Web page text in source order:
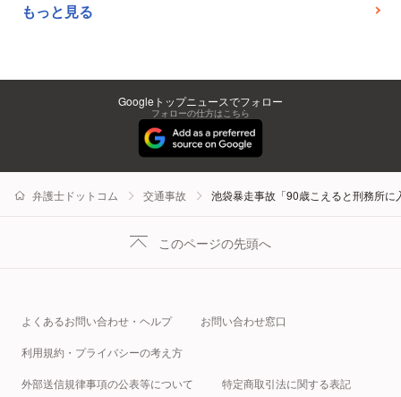
もっと見る
Googleトップニュースでフォロー
フォローの仕方はこちら
弁護士ドットコム 交通事故 池袋暴走事故「90歳こえると刑務所に
このページの先頭へ
よくあるお問い合わせ・ヘルプ お問い合わせ窓口
利用規約・プライバシーの考え方
外部送信規律事項の公表等について 特定商取引法に関する表記